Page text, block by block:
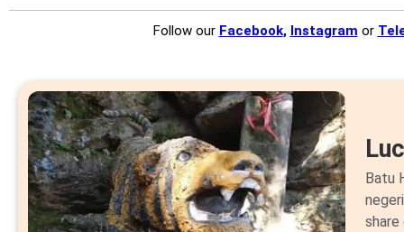
Follow our Facebook, Instagram or
Batu
share